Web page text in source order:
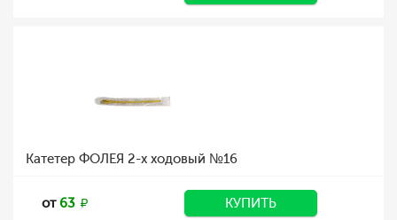
Катетер ФОЛЕЯ 2-х ходовый №16
от63 КУПИТЬ